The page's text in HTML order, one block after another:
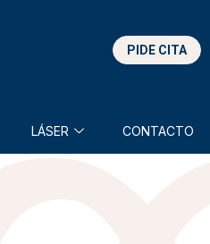
PIDE CITA
LÁSER CONTACTO